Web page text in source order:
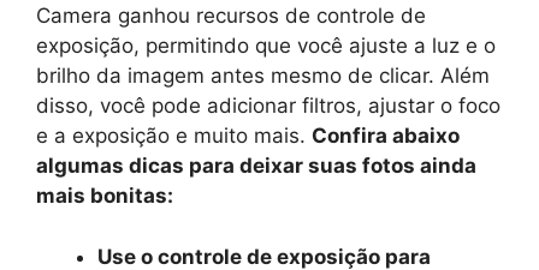
Camera ganhou recursos de controle de
exposição, permitindo que você ajuste a luz e o
brilho da imagem antes mesmo de clicar. Além
disso, você pode adicionar filtros, ajustar o foco
e a exposição e muito mais. Confira abaixo
algumas dicas para deixar suas fotos ainda
mais bonitas:
Use o controle de exposição para